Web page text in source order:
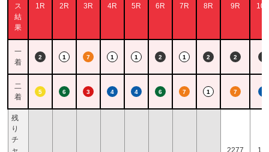
ス
結
果
1R 2R 3R 4R 5R 6R 7R 8R 9R
一
着
2 1 7 1 1 2 1 2 2
二
着
5 6 3 4 4 6 7 1 7
残
り
チ
ャ
2277